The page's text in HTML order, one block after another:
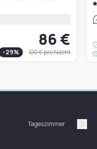
86 €
-29% 120 €pro Nacht
Tageszimmer